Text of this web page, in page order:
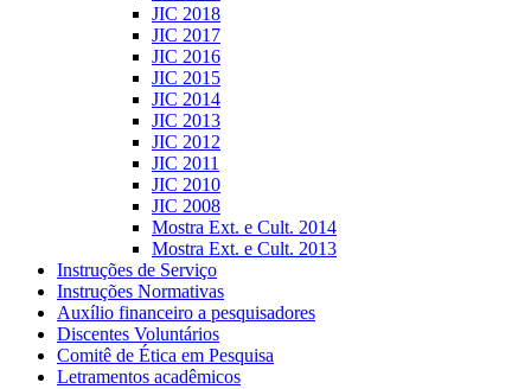
JIC 2018
JIC 2017
JIC 2016
JIC 2015
JIC 2014
JIC 2013
JIC 2012
JIC 2011
JIC 2010
JIC 2008
Mostra Ext. e Cult. 2014
Mostra Ext. e Cult. 2013
Instruções de Serviço
Instruções Normativas
Auxílio financeiro a pesquisadores
Discentes Voluntários
Comitê de Ética em Pesquisa
Letramentos acadêmicos